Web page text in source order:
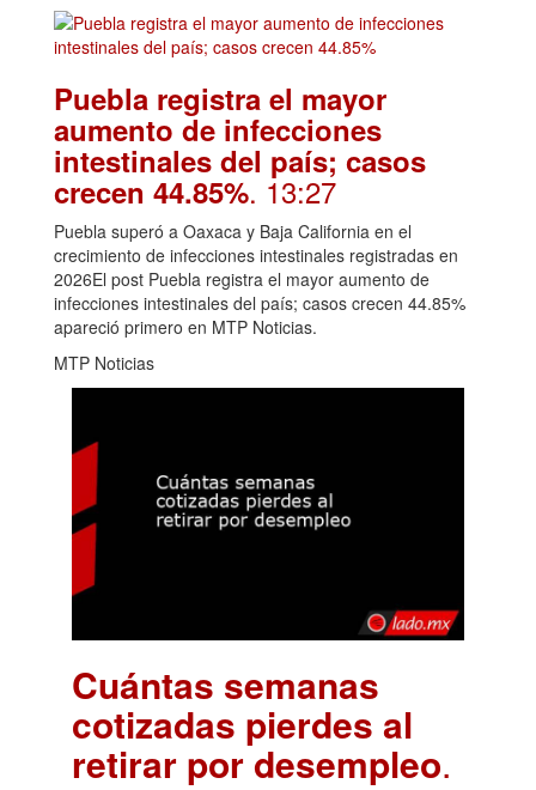
Puebla registra el mayor
aumento de infecciones
intestinales del país; casos
crecen 44.85%. 13:27
Puebla superó a Oaxaca y Baja California en el
crecimiento de infecciones intestinales registradas en
2026El post Puebla registra el mayor aumento de
infecciones intestinales del país; casos crecen 44.85%
apareció primero en MTP Noticias.
MTP Noticias
Cuántas semanas
cotizadas pierdes al
retirar por desempleo.